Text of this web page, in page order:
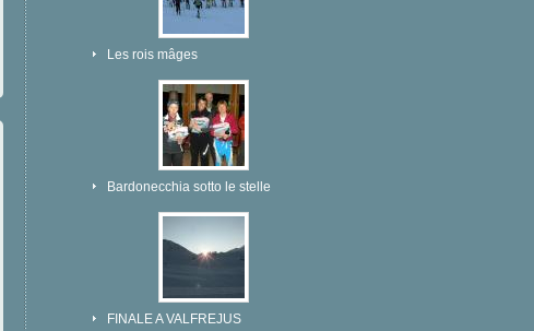
Les rois mâges
Bardonecchia sotto le stelle
FINALE A VALFREJUS